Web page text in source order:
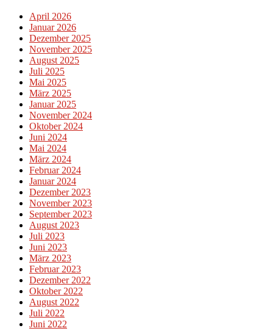
April 2026
Januar 2026
Dezember 2025
November 2025
August 2025
Juli 2025
Mai 2025
März 2025
Januar 2025
November 2024
Oktober 2024
Juni 2024
Mai 2024
März 2024
Februar 2024
Januar 2024
Dezember 2023
November 2023
September 2023
August 2023
Juli 2023
Juni 2023
März 2023
Februar 2023
Dezember 2022
Oktober 2022
August 2022
Juli 2022
Juni 2022